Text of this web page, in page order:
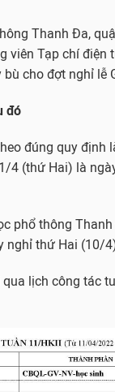
Thanh Đa,
Tạp chí điện
cho đợt nghỉ lễ
đó
đúng quy định
4 (thứ Hai) là
phổ thông
thứ Hai (10/
lịch công tác